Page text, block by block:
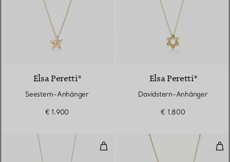
Elsa Peretti®
Seestern-Anhänger
€ 1.900
Elsa Peretti®
Davidstern-Anhänger
€ 1.800
Skorpion-Anhänger